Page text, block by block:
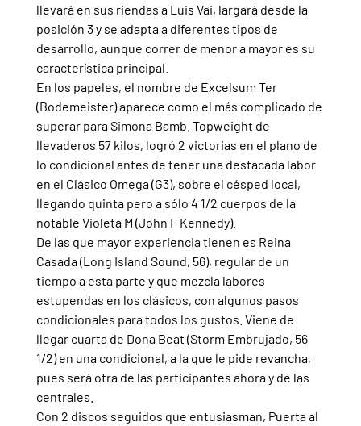
llevará en sus riendas a Luis Vai, largará desde la
posición 3 y se adapta a diferentes tipos de
desarrollo, aunque correr de menor a mayor es su
característica principal.
En los papeles, el nombre de Excelsum Ter
(Bodemeister) aparece como el más complicado de
superar para Simona Bamb. Topweight de
llevaderos 57 kilos, logró 2 victorias en el plano de
lo condicional antes de tener una destacada labor
en el Clásico Omega (G3), sobre el césped local,
llegando quinta pero a sólo 4 1/2 cuerpos de la
notable Violeta M (John F Kennedy).
De las que mayor experiencia tienen es Reina
Casada (Long Island Sound, 56), regular de un
tiempo a esta parte y que mezcla labores
estupendas en los clásicos, con algunos pasos
condicionales para todos los gustos. Viene de
llegar cuarta de Dona Beat (Storm Embrujado, 56
1/2) en una condicional, a la que le pide revancha,
pues será otra de las participantes ahora y de las
centrales.
Con 2 discos seguidos que entusiasman, Puerta al